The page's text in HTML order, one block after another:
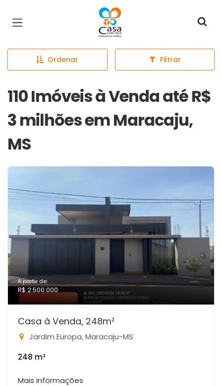
Página inicial
Ordenar Filtrar
110 Imóveis à Venda até R$
3 milhões em Maracaju,
MS
A partir de:
R$ 2.500.000
Casa à Venda, 248m²
Jardim Europa, Maracaju-MS
248 m²
Mais informações